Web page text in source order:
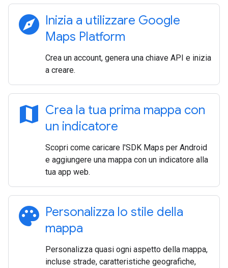
explore Inizia a utilizzare Google
Maps Platform
Crea un account, genera una chiave API e inizia
a creare.
map Crea la tua prima mappa con
un indicatore
Scopri come caricare l'SDK Maps per Android
e aggiungere una mappa con un indicatore alla
tua app web.
palette Personalizza lo stile della
mappa
Personalizza quasi ogni aspetto della mappa,
incluse strade, caratteristiche geografiche,